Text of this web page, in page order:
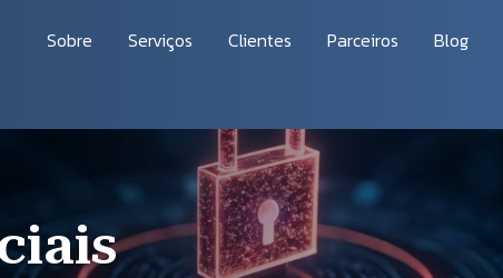
principal
Sobre Serviços Clientes Parceiros Blog